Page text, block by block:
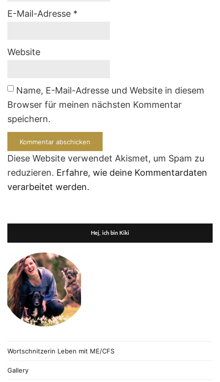
E-Mail-Adresse *
Website
Name, E-Mail-Adresse und Website in diesem
Browser für meinen nächsten Kommentar
speichern.
Diese Website verwendet Akismet, um Spam zu
reduzieren. Erfahre, wie deine Kommentardaten
verarbeitet werden.
Hej, ich bin Kiki
Wortschnitzerin Leben mit ME/CFS
Gallery